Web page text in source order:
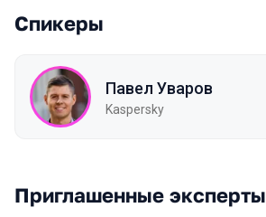
Спикеры
Павел Уваров
Kaspersky
Приглашенные эксперты